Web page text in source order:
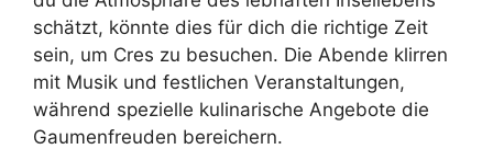
schätzt, könnte dies für dich die richtige Zeit
sein, um Cres zu besuchen. Die Abende klirren
mit Musik und festlichen Veranstaltungen,
während spezielle kulinarische Angebote die
Gaumenfreuden bereichern.